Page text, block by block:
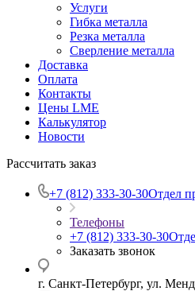
Услуги
Гибка металла
Резка металла
Сверление металла
Доставка
Оплата
Контакты
Цены LME
Калькулятор
Новости
Рассчитать заказ
+7 (812) 333-30-30Отдел
Телефоны
+7 (812) 333-30-30
Заказать звонок
г. Санкт-Петербург, ул.